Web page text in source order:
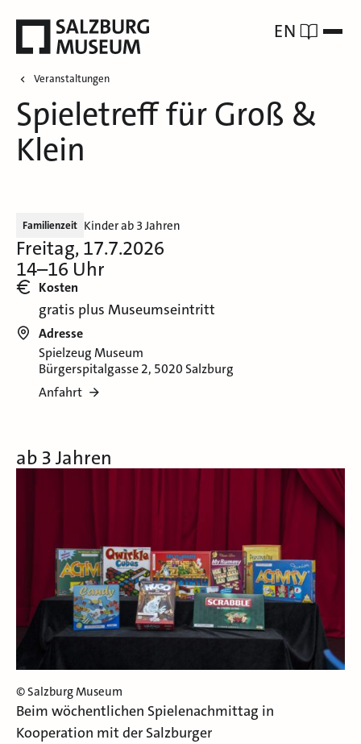
EN
Veranstaltungen
Spieletreff für Groß &
Klein
Familienzeit Kinder ab 3 Jahren
Freitag, 17.7.2026
14–16 Uhr
Kosten
gratis plus Museumseintritt
Adresse
Spielzeug Museum
Bürgerspitalgasse 2, 5020 Salzburg
Anfahrt
ab 3 Jahren
© Salzburg Museum
Beim wöchentlichen Spielenachmittag in
Kooperation mit der Salzburger